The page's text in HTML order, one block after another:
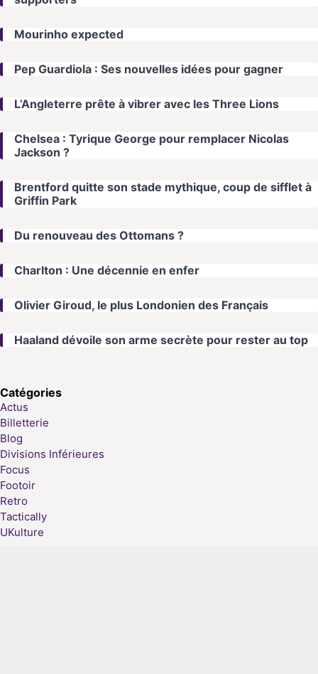
Mourinho expected
Pep Guardiola : Ses nouvelles idées pour gagner
L’Angleterre prête à vibrer avec les Three Lions
Chelsea : Tyrique George pour remplacer Nicolas
Jackson ?
Brentford quitte son stade mythique, coup de sifflet à
Griffin Park
Du renouveau des Ottomans ?
Charlton : Une décennie en enfer
Olivier Giroud, le plus Londonien des Français
Haaland dévoile son arme secrète pour rester au top
Catégories
Actus
Billetterie
Blog
Divisions Inférieures
Focus
Footoir
Retro
Tactically
UKulture